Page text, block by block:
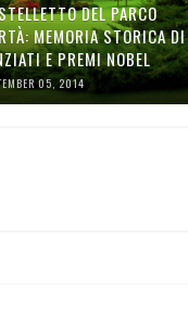
DEL PARCO
MEMORIA STORICA DI
E PREMI NOBEL
05, 2014